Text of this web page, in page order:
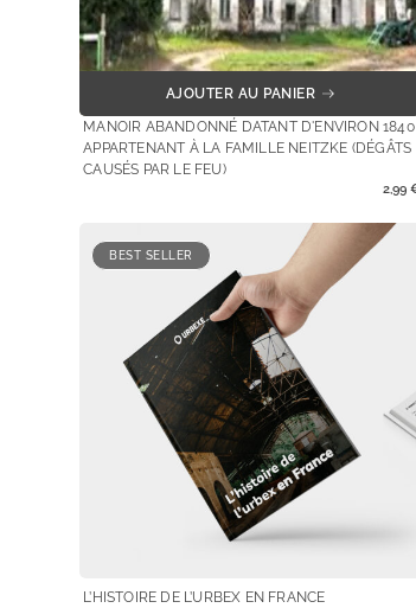
AJOUTER AU PANIER
MANOIR ABANDONNÉ DATANT D'ENVIRON 1840
APPARTENANT À LA FAMILLE NEITZKE (DÉGÂTS
CAUSÉS PAR LE FEU)
2,99
BEST SELLER
L’HISTOIRE DE L’URBEX EN FRANCE